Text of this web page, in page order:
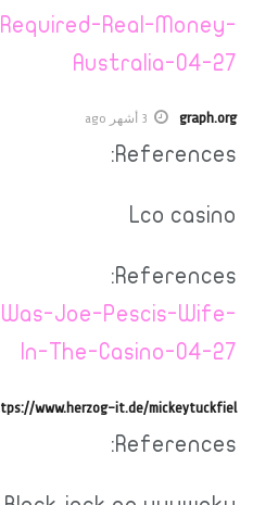
Real-Money-
Australia-04-27
graph.org 3 أشهر ago
References:
Lco casino
References:
Joe-Pescis-Wife-
In-The-Casino-04-27
www.herzog-it.de/mickeytuckfiel
References: